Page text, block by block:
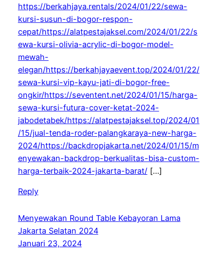
https://berkahjaya.rentals/2024/01/22/sewa-
kursi-susun-di-bogor-respon-
cepat/https://alatpestajaksel.com/2024/01/22/s
ewa-kursi-olivia-acrylic-di-bogor-model-
mewah-
elegan/https://berkahjayaevent.top/2024/01/22/
sewa-kursi-vip-kayu-jati-di-bogor-free-
ongkir/https://seventent.net/2024/01/15/harga-
sewa-kursi-futura-cover-ketat-2024-
jabodetabek/https://alatpestajaksel.top/2024/01
/15/jual-tenda-roder-palangkaraya-new-harga-
2024/https://backdropjakarta.net/2024/01/15/m
enyewakan-backdrop-berkualitas-bisa-custom-
harga-terbaik-2024-jakarta-barat/[…]
Reply
Menyewakan Round Table Kebayoran Lama
Jakarta Selatan 2024
Januari 23, 2024